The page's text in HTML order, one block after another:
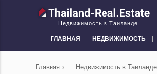
Недвижимость в Таиланде
ГЛАВНАЯ НЕДВИЖИМОСТЬ
Главная › Недвижимость в Таиланде